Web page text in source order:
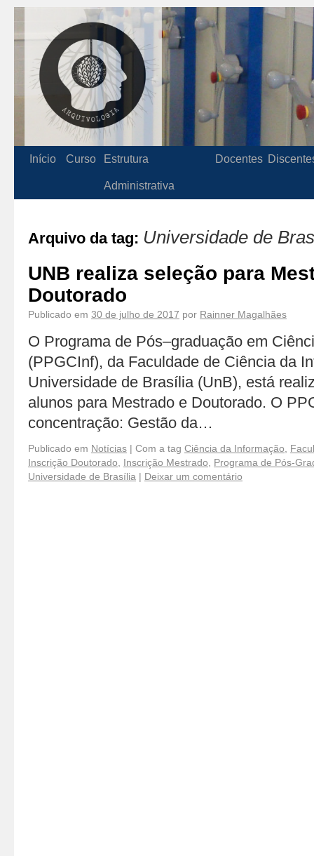
Início Curso Estrutura
Administrativa
Docentes
Arquivo da tag: Universidade de
UNB realiza seleção para
Doutorado
Publicado em 30 de julho de 2017 por Rainner Magalhães
O Programa de Pós–graduação em
(PPGCInf), da Faculdade de Ciência da
Universidade de Brasília (UnB), está
alunos para Mestrado e Doutorado. O
concentração: Gestão da…
Publicado em Notícias | Com a tag Ciência da Informação
Inscrição Doutorado
Inscrição Mestrado
Programa de Pós-
Universidade de Brasília | Deixar um comentário